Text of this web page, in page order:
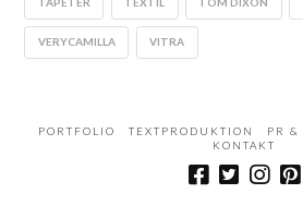
VERYCAMILLA VITRA
PORTFOLIO TEXTPRODUKTION PR &
KONTAKT